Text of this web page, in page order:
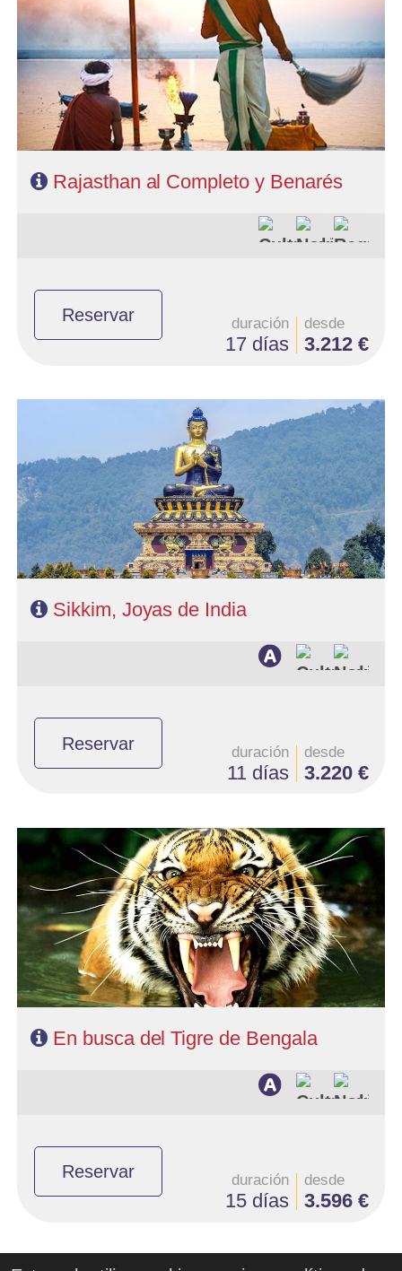
- Ruta: 1 noches Delhi, 1 Shekavati, 1 Bikaner, 2 Jaisalmer, 1
Jodhpur, 2 Udaipur, 2 Jaipur, 1 Agra, 2 Benares y 2 Delhi
- Categoría hotelera: PRIMERA o SUPERIOR
- Régimen: Media Pensión
- A destacar: Se necesita Visado.
Rajasthan al Completo y Benarés
Reservar duración
17 días
desde
3.212 €
- Ruta: 2 noches Delhi, 2n Darjeeling, 2n Gangtok, 1n Klimpong, 1n
Siliguri y 1 noche Delhi
- Categoría hotelera: Única
- Régimen: 9 desayunos y 8 cenas
- A destacar: Se necesita visado.
Sikkim, Joyas de India
Reservar duración
11 días
desde
3.220 €
- Salidas: Diarias
- Ruta: 2 noches Delhi, 2n Jaipur, 2n Ranthambore, 2n Agra, 2n
Khajuraho, 2n Bandavgarh y 1 noche Delhi
- Categoría hotelera: Primera y Superior
- Régimen: 13 desayunos, 5 almuerzos y 11 cenas
- A destacar: Se necesita visado.
En busca del Tigre de Bengala
Reservar duración
15 días
desde
3.596 €